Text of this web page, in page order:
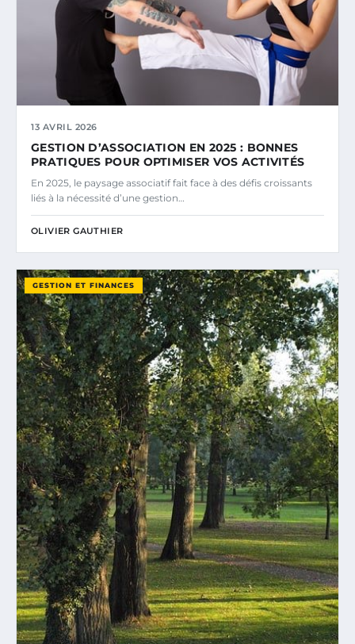
13 AVRIL 2026
GESTION D’ASSOCIATION EN 2025 : BONNES
PRATIQUES POUR OPTIMISER VOS ACTIVITÉS
En 2025, le paysage associatif fait face à des défis croissants
liés à la nécessité d’une gestion…
OLIVIER GAUTHIER
GESTION ET FINANCES